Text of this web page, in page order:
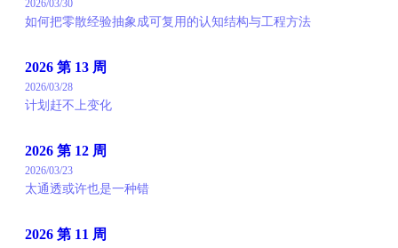
2026/03/30
如何把零散经验抽象成可复用的认知结构与工程方法
2026 第 13 周
2026/03/28
计划赶不上变化
2026 第 12 周
2026/03/23
太通透或许也是一种错
2026 第 11 周